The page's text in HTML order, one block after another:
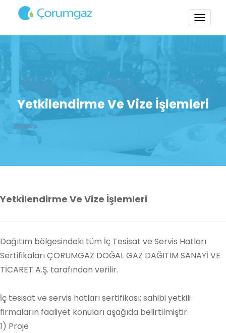
Yetkilendirme Ve Vize İşlemleri
Yetkilendirme Ve Vize İşlemleri
Dağıtım bölgesindeki tüm İç Tesisat ve Servis Hatları
Sertifikaları ÇORUMGAZ DOĞAL GAZ DAĞITIM SANAYİ VE
TİCARET A.Ş. tarafından verilir.
İç tesisat ve servis hatları sertifikası; sahibi yetkili
firmaların faaliyet konuları aşağıda belirtilmiştir.
1) Proje